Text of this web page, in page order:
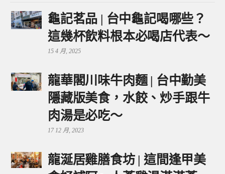
龜記茗品 | 台中龜記喝哪些？
這幾杯飲料根本必喝店代表～
15 4 月, 2025
龍華閣川味牛肉麵 | 台中勤美
隱藏版美食，水餃、炒手跟牛
肉湯是必吃～
17 12 月, 2023
龍涎居雞膳食坊 | 這間逢甲美